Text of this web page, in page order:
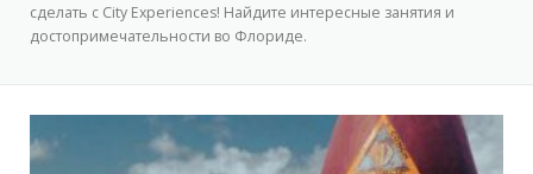
сделать с City Experiences! Найдите интересные занятия и
достопримечательности во Флориде.